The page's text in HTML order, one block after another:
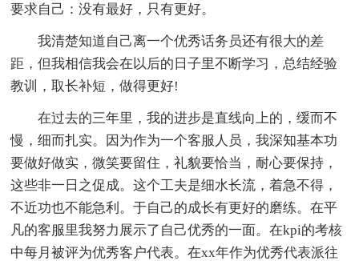
要求自己：没有最好，只有更好。
我清楚知道自己离一个优秀话务员还有很大的差
距，但我相信我会在以后的日子里不断学习，总结经验
教训，取长补短，做得更好!
在过去的三年里，我的进步是直线向上的，缓而不
慢，细而扎实。因为作为一个客服人员，我深知基本功
要做好做实，微笑要留住，礼貌要恰当，耐心要保持，
这些非一日之促成。这个工夫是细水长流，着急不得，
不近功也不能急利。于自己的成长有更好的磨练。在平
凡的客服里我努力展示了自己优秀的一面。在kpi的考核
中每月被评为优秀客户代表。在xx年作为优秀代表派往